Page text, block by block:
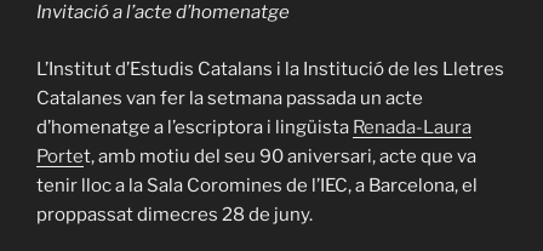
Invitació a l’acte d’homenatge
L’Institut d’Estudis Catalans i la Institució de les Lletres
Catalanes van fer la setmana passada un acte
d’homenatge a l’escriptora i lingüista Renada-Laura
Portet, amb motiu del seu 90 aniversari, acte que va
tenir lloc a la Sala Coromines de l’IEC, a Barcelona, el
proppassat dimecres 28 de juny.